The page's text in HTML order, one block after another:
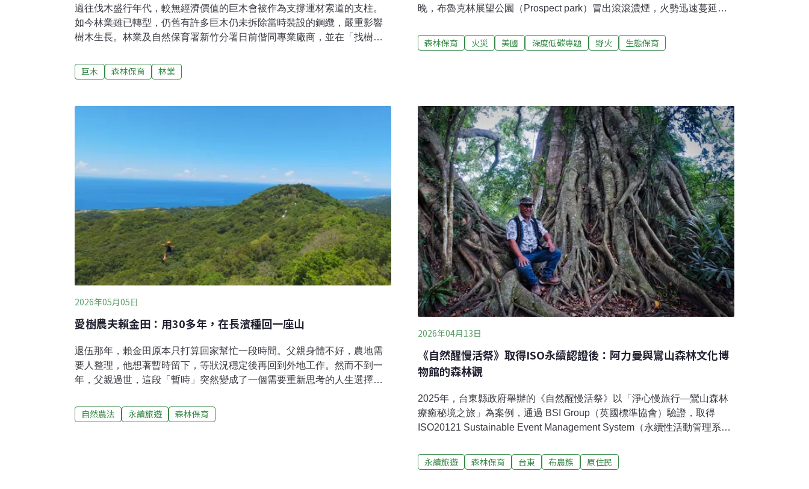
過往伐木盛行年代，較無經濟價值的巨木會被作為支撐運材索道的支柱。
如今林業雖已轉型，仍舊有許多巨木仍未拆除當時裝設的鋼纜，嚴重影響
樹木生長。林業及自然保育署新竹分署日前偕同專業廠商，並在「找樹的
開「歷史枷鎖」。170線林道巨木遭鋼纜纏繞數十年新竹分署日前接獲民眾
通報，170線林道發現遭鋼纜纏繞的巨木，隨即接洽具有豐富經驗的林業試
稿，這棵巨木研判被挑選作為高空運材索道的固定支柱，也就是索道木。
巨木 森林保育 林業
晚，布魯克林展望公園（Prospect park）冒出滾滾濃煙，火勢迅速蔓延，
防局派出數百名消防員，歷經三小時才控制住。不到一週，曼哈頓北邊的
英伍德山公園（Inwood Hill park）、皇后區、布朗克斯的綠地都傳出火
盛，火災會清理遮蔽光線的植物，灰燼則為土壤補充養分，讓種子重新萌
芽。都市林地發生野火的機率不高，塞克斯頓所建議的「焚燒」並非隨意
放火，而是經過縝密規劃的「控制性焚燒」（Co
森林保育 火災 美國 深度低碳專題 野火 生態保育
2026年05月05日
愛樹農夫賴金田：用30多年，在長濱種回一座山
退伍那年，賴金田原本只打算回家幫忙一段時間。父親身體不好，農地需
要人整理，他想著暫時留下，等狀況穩定後再回到外地工作。然而不到一
年，父親過世，這段「暫時」突然變成了一個需要重新思考的人生選擇。
致反對，認為留在山裡沒有出路，「大家都叫我出去外面找工作，覺得這
裡沒有機會。」他回憶。對多數人而言，長濱的山區意味著資源有限、發
自然農法 永續旅遊 森林保育
2026年04月13日
《自然醒慢活祭》取得ISO永續認證後：阿力曼與鸞山森林文化博
物館的森林觀
2025年，台東縣政府舉辦的《自然醒慢活祭》以「淨心慢旅行—鸞山森林
療癒秘境之旅」為案例，通過 BSI Group（英國標準協會）驗證，取得
ISO20121 Sustainable Event Management System（永續性活動管理系
續理念落實到活動細節之中。早在2024年，位於台東延平鄉的鸞山森林文
化博物館已獲得核定為「環境教育設施場所」，成為結合布農族文化與森
永續旅遊 森林保育 台東 布農族 原住民